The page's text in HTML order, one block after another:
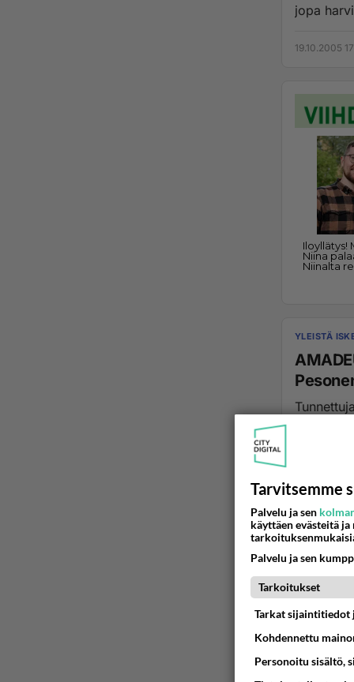
jopa
19.10.2005
YLEISTÄ
Tarvitsemme
Palvelu ja sen
käyttäen evästeitä
Palvelu ja sen
Tarkoitukset
Tarkat sijaintitiedot
Kohdennettu
Personoitu sisältö,